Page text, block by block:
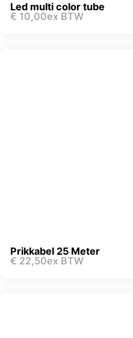
Led multi color tube
€ 10,00ex BTW
Prikkabel 25 Meter
€ 22,50ex BTW